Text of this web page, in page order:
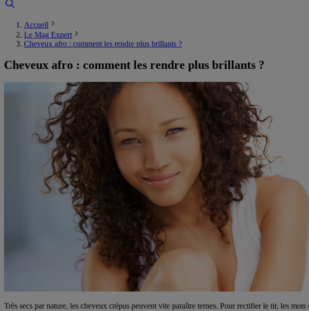
Accueil
Le Mag Expert
Cheveux afro : comment les rendre plus brillants ?
Cheveux afro : comment les rendre plus brillants ?
Très secs par nature, les cheveux crépus peuvent vite paraître ternes. Pour rectifier le tir, les